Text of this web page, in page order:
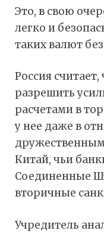
Это, в свою
легко и
таких валют
Россия
разрешить
расчетами в
у нее даже в
Китай, чьи
Соединенные
вторичные
Учредитель